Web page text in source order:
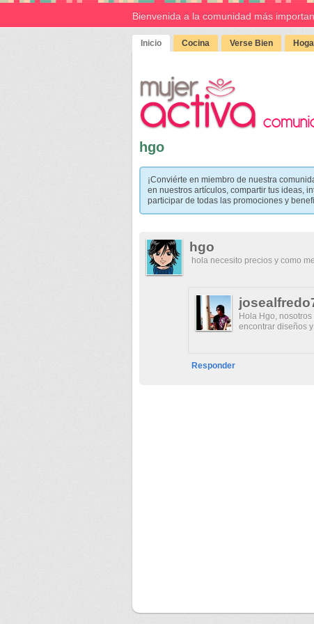
Bienvenida a la comunidad más
Inicio Cocina Verse Bien
hgo
¡Conviérte en miembro de nuestra
en nuestros artículos, compartir tus ideas,
participar de todas las promociones y
hgo
hola necesito precios y como
Hola Hgo,
encontrar diseños
Responder